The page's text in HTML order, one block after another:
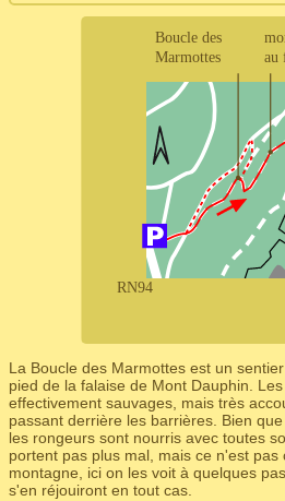
La Boucle des Marmottes est un
pied de la falaise de Mont Dauphin.
effectivement sauvages, mais très
passant derrière les barrières. Bien
les rongeurs sont nourris avec toutes
portent pas plus mal, mais ce n'est
montagne, ici on les voit à quelques
s'en réjouiront en tout cas.